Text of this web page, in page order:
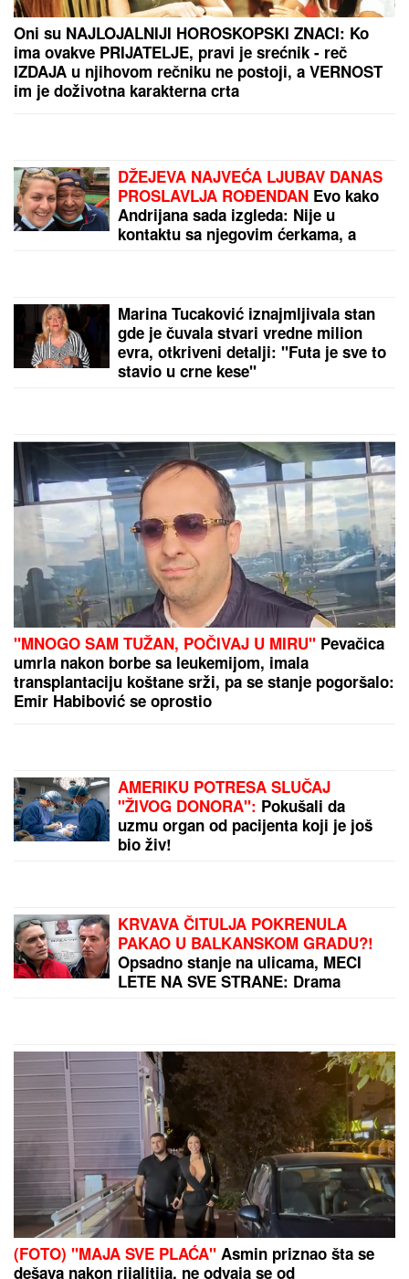
Srbija izgubila košem u poslednjoj sekundi, veliko
iznenađenje, ovo nikako nije dobro
"Specijalan pozdrav za Slobu Vasića, Minu Kostić i
celo F odeljenje u Lazi" Vuk Mob opet šokira
izjavom!
Oni su NAJLOJALNIJI HOROSKOPSKI ZNACI: Ko
ima ovakve PRIJATELJE, pravi je srećnik - reč
IZDAJA u njihovom rečniku ne postoji, a VERNOST
im je doživotna karakterna crta
DŽEJEVA NAJVEĆA LJUBAV DANAS
PROSLAVLJA ROĐENDANEvo kako
Andrijana sada izgleda: Nije u
kontaktu sa njegovim ćerkama, a
Marina Tucaković iznajmljivala stan
gde je čuvala stvari vredne milion
evra, otkriveni detalji: "Futa je sve to
stavio u crne kese"
"MNOGO SAM TUŽAN, POČIVAJ U MIRU"Pevačica